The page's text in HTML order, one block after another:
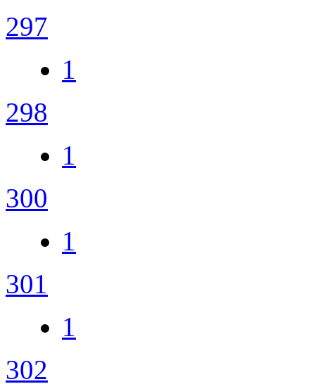
297
1
298
1
300
1
301
1
302